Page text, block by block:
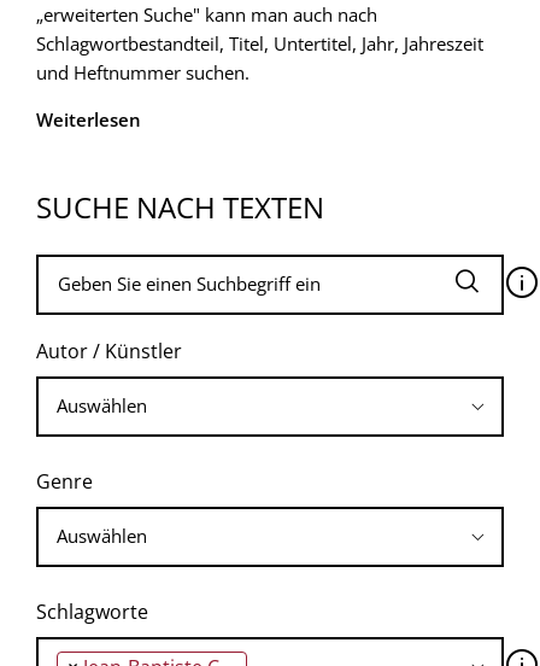
„erweiterten Suche" kann man auch nach
Schlagwortbestandteil, Titel, Untertitel, Jahr, Jahreszeit
und Heftnummer suchen.
Weiterlesen
SUCHE NACH TEXTEN
🛈
Autor / Künstler
Genre
Schlagworte